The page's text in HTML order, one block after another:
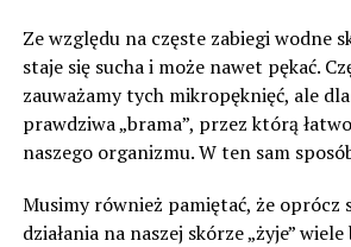
Ze względu na częste zabiegi wodne
staje się sucha i może nawet pękać.
zauważamy tych mikropęknięć, ale
prawdziwa „brama”, przez którą
naszego organizmu. W ten sam
Musimy również pamiętać, że oprócz
działania na naszej skórze „żyje”